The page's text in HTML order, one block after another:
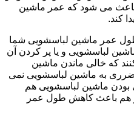
باعث می شود که عمر ماشین
کند.
عمر ماشین لباسشویی شما
لباسشویی و یا پر کردن آن
که خالی ماندن ماشین
به ماشین لباسشویی نمی
بودن ماشین لباسشویی هم
هم باعث کاهش طول عمر